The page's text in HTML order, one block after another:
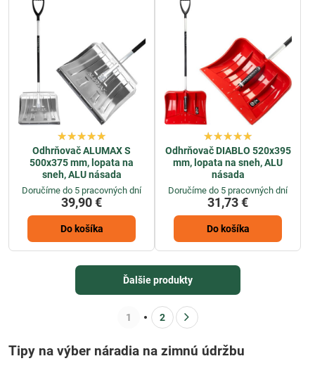
Odhrňovač ALUMAX S
500x375 mm, lopata na
sneh, ALU násada
Doručíme do 5 pracovných dní
39,90 €
Do košíka
Odhrňovač DIABLO 520x395
mm, lopata na sneh, ALU
násada
Doručíme do 5 pracovných dní
31,73 €
Do košíka
Ďalšie produkty
1 2
Tipy na výber náradia na zimnú údržbu